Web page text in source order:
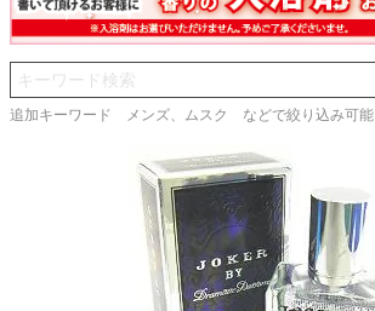
追加キーワード メンズ、ムスク などで絞り込み可能